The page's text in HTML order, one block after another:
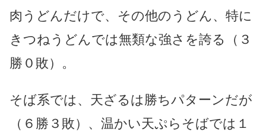
肉うどんだけで、その他のうどん、特に
きつねうどんでは無類な強さを誇る（３
勝０敗）。
そば系では、天ざるは勝ちパターンだが
（６勝３敗）、温かい天ぷらそばでは１